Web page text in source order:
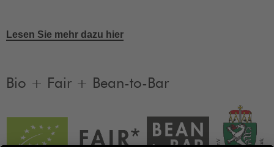
Lesen Sie mehr dazu hier
Bio + Fair + Bean-to-Bar